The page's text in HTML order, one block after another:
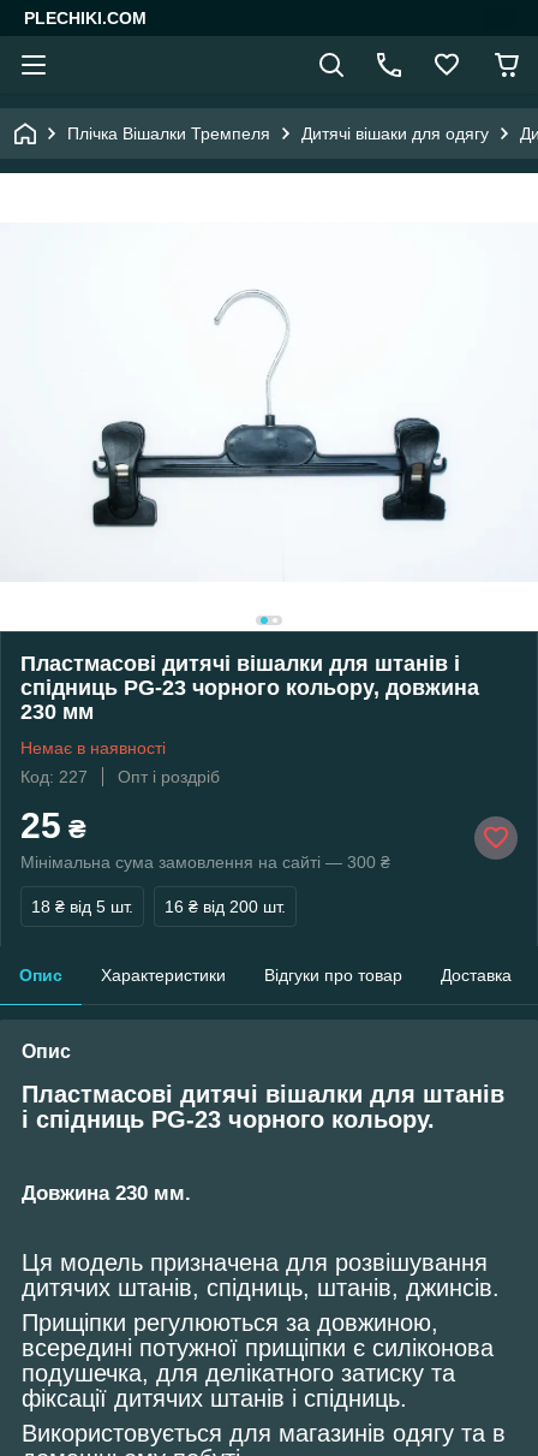
PLECHIKI.COM
Плічка Вішалки Тремпеля Дитячі вішаки для одягу
Пластмасові дитячі вішалки для штанів і
спідниць PG-23 чорного кольору, довжина
230 мм
Немає в наявності
Код: 227
Опт і роздріб
25 ₴
Мінімальна сума замовлення на сайті — 300 ₴
18 ₴ від 5 шт. 16 ₴ від 200 шт.
Опис Характеристики Відгуки про товар Доставка
Опис
Пластмасові дитячі вішалки для штанів
і спідниць PG-23 чорного кольору.
Довжина 230 мм.
Ця модель призначена для розвішування
дитячих штанів, спідниць, штанів, джинсів.
Прищіпки регулюються за довжиною,
всередині потужної прищіпки є силіконова
подушечка, для делікатного затиску та
фіксації дитячих штанів і спідниць.
Використовується для магазинів одягу та в